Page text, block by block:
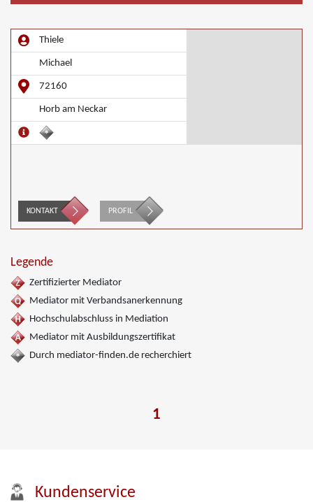
Thiele
Michael
72160
Horb am Neckar
KONTAKT PROFIL
Legende
Zertifizierter Mediator
Mediator mit Verbandsanerkennung
Hochschulabschluss in Mediation
Mediator mit Ausbildungszertifikat
Durch mediator-finden.de recherchiert
1
Kundenservice